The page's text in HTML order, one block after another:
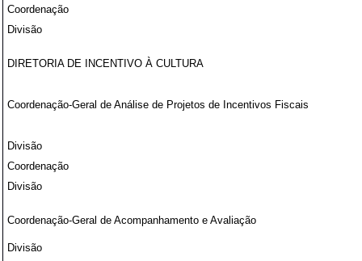
Coordenação
Divisão
DIRETORIA DE INCENTIVO À CULTURA
Coordenação-Geral de Análise de Projetos de Incentivos Fiscais
Divisão
Coordenação
Divisão
Coordenação-Geral de Acompanhamento e Avaliação
Divisão